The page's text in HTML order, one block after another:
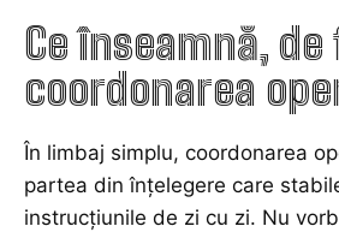
Ce înseamnă,
coordonarea
În limbaj simplu, coordonarea
partea din înțelegere care
instrucțiunile de zi cu zi. Nu